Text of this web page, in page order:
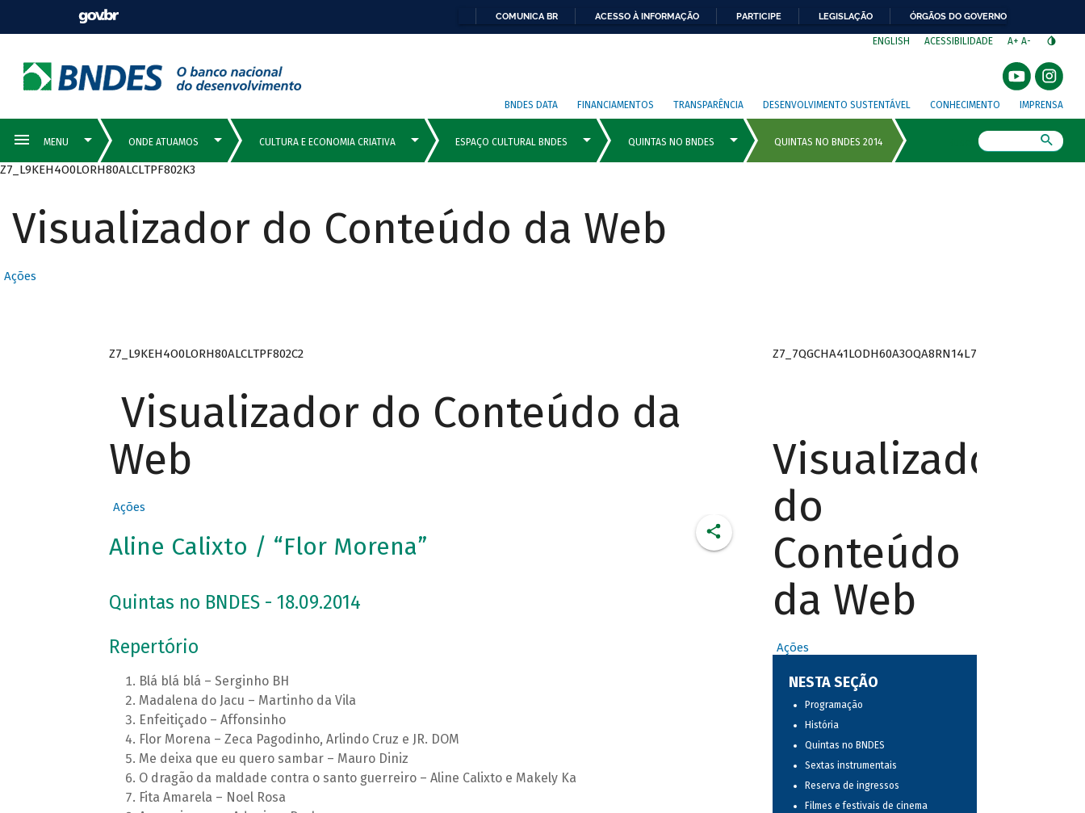
COMUNICA BR ACESSO À INFORMAÇÃO PARTICIPE LEGISLAÇÃO ÓRGÃOS DO GOVERNO
ENGLISH ACESSIBILIDADE A+ A-
BNDES DATA FINANCIAMENTOS TRANSPARÊNCIA DESENVOLVIMENTO SUSTENTÁVEL CONHECIMENTO IMPRENSA
Z7_L9KEH4O0LORH80ALCLTPF802K3
Visualizador do Conteúdo da Web
Ações
Z7_L9KEH4O0LORH80ALCLTPF802C2
Visualizador do Conteúdo da
Web
Ações
Aline Calixto / “Flor Morena”
Quintas no BNDES - 18.09.2014
Repertório
Blá blá blá – Serginho BH
Madalena do Jacu – Martinho da Vila
Enfeitiçado – Affonsinho
Flor Morena – Zeca Pagodinho, Arlindo Cruz e JR. DOM
Me deixa que eu quero sambar – Mauro Diniz
O dragão da maldade contra o santo guerreiro – Aline Calixto e Makely Ka
Fita Amarela – Noel Rosa
Z7_7QGCHA41LODH60A3OQA8RN14L7
Visualizador
do
Conteúdo
da Web
Ações
NESTA SEÇÃO
Programação
História
Quintas no BNDES
Sextas instrumentais
Reserva de ingressos
Filmes e festivais de cinema